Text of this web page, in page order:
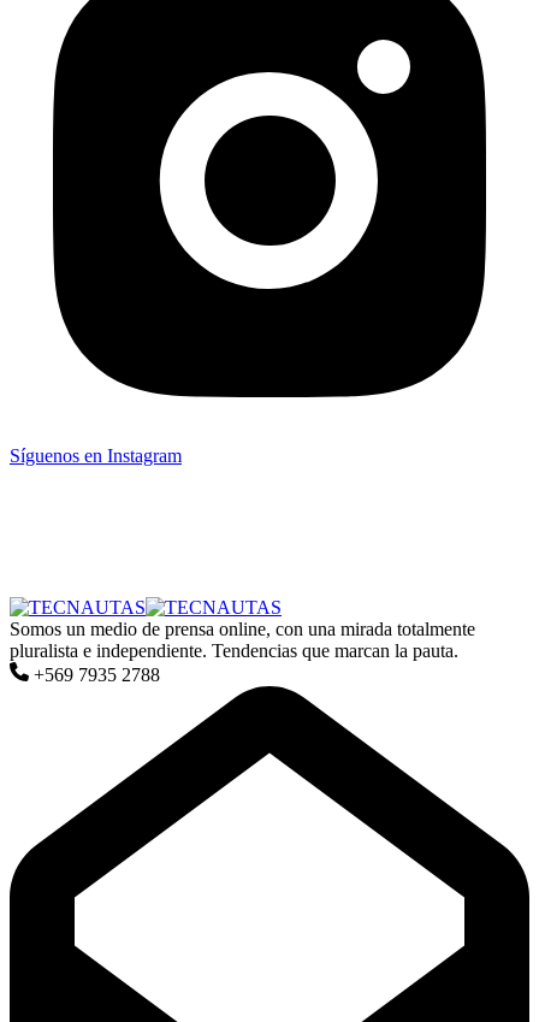
Síguenos en Instagram
Somos un medio de prensa online, con una mirada totalmente
pluralista e independiente. Tendencias que marcan la pauta.
+569 7935 2788